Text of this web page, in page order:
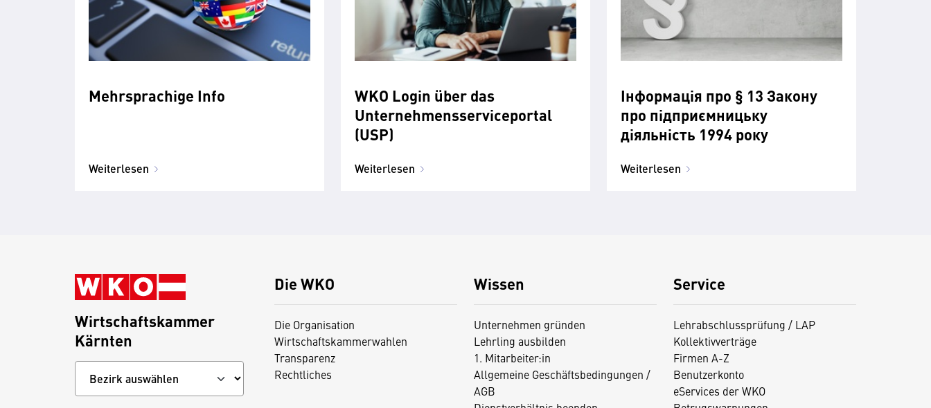
Mehrsprachige Info
Weiterlesen
WKO Login über das
Unternehmensserviceportal
(USP)
Weiterlesen
Інформація про § 13 Закону
про підприємницьку
діяльність 1994 року
Weiterlesen
Die WKO
Die Organisation
Wirtschaftskammerwahlen
Transparenz
Rechtliches
Wissen
Unternehmen gründen
Lehrling ausbilden
1. Mitarbeiter:in
Allgemeine Geschäftsbedingungen /
AGB
Service
Lehrabschlussprüfung / LAP
Kollektivverträge
Firmen A-Z
Benutzerkonto
eServices der WKO
Wirtschaftskammer
Kärnten